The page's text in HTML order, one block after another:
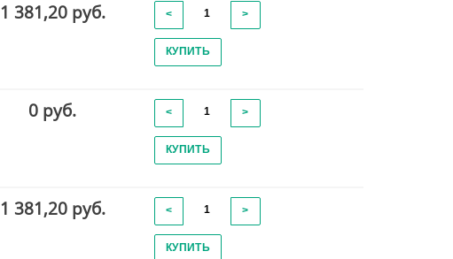
1 381,20 руб. < >
КУПИТЬ
0 руб. < >
КУПИТЬ
1 381,20 руб. < >
КУПИТЬ